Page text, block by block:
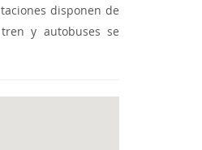
disponen de
y autobuses se